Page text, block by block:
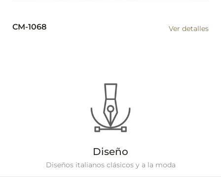
CM-1068 Ver detalles
Diseño
Diseños italianos clásicos y a la moda